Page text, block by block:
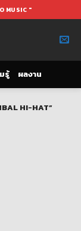
MUSIC "
รู้ ผลงาน
HI-HAT”